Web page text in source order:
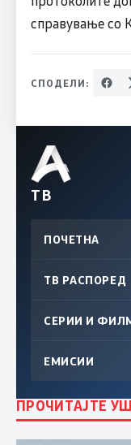
справување со
СПОДЕЛИ:
ТВ
ПОЧЕТНА
ТВ РАСПОРЕД
СЕРИИ И
ЕМИСИИ
ПРОЧИТАЈТЕ